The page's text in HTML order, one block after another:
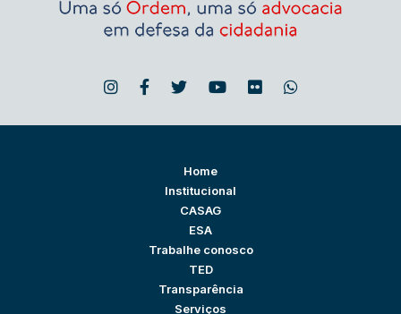
Home
Institucional
CASAG
ESA
Trabalhe conosco
TED
Transparência
Serviços